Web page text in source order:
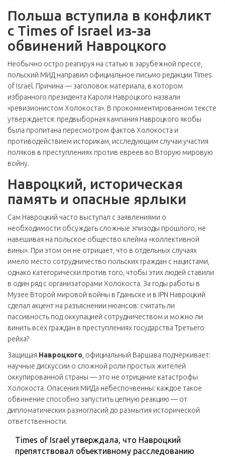
Польша вступила в конфликт
с Times of Israel из-за
обвинений Навроцкого
Необычно остро реагируя на статью в зарубежной прессе,
польский МИД направил официальное письмо редакции Times
of Israel. Причина — заголовок материала, в котором
избранного президента Кароля Навроцкого назвали
«ревизионистом Холокоста». В прокомментированном тексте
утверждается: предвыборная кампания Навроцкого якобы
была пропитана пересмотром фактов Холокоста и
противодействием историкам, исследующим случаи участия
поляков в преступлениях против евреев во Вторую мировую
войну.
Навроцкий, историческая
память и опасные ярлыки
Сам Навроцкий часто выступал с заявлениями о
необходимости обсуждать сложные эпизоды прошлого, не
навешивая на польское общество клейма «коллективной
вины». При этом он не отрицает, что в отдельных случаях
имело место сотрудничество польских граждан с нацистами,
однако категорически против того, чтобы этих людей ставили
в один ряд с организаторами Холокоста. За годы работы в
Музее Второй мировой войны в Гданьске и в IPN Навроцкий
сделал акцент на разъяснении нюансов: считать ли
пассивность под оккупацией сотрудничеством и можно ли
винить всех граждан в преступлениях государства Третьего
рейха?
Защищая Навроцкого , официальный Варшава подчёркивает:
научные дискуссии о сложной роли простых жителей
оккупированной страны — это не отрицание катастрофы
Холокоста. Опасения МИДа небеспочвенны: каждое такое
обвинение способно запустить цепную реакцию — от
дипломатических разногласий до размытия исторической
ответственности.
Times of Israel утверждала, что Навроцкий
препятствовал объективному расследованию